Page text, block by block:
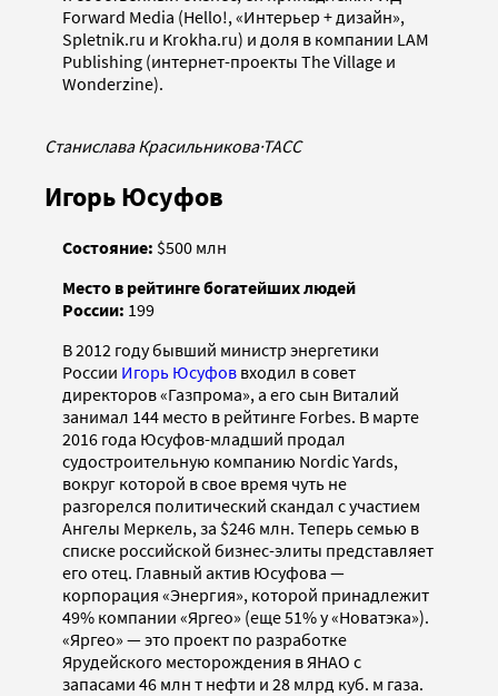
Forward Media (Hello!, «Интерьер + дизайн»,
Spletnik.ru и Krokha.ru) и доля в компании LAM
Publishing (интернет-проекты The Village и
Wonderzine).
Станислава Красильникова·ТАСС
Игорь Юсуфов
Состояние: $500 млн
Место в рейтинге богатейших людей
России: 199
В 2012 году бывший министр энергетики
России Игорь Юсуфов входил в совет
директоров «Газпрома», а его сын Виталий
занимал 144 место в рейтинге Forbes. В марте
2016 года Юсуфов-младший продал
судостроительную компанию Nordic Yards,
вокруг которой в свое время чуть не
разгорелся политический скандал с участием
Ангелы Меркель, за $246 млн. Теперь семью в
списке российской бизнес-элиты представляет
его отец. Главный актив Юсуфова —
корпорация «Энергия», которой принадлежит
49% компании «Яргео» (еще 51% у «Новатэка»).
«Яргео» — это проект по разработке
Ярудейского месторождения в ЯНАО с
запасами 46 млн т нефти и 28 млрд куб. м газа.